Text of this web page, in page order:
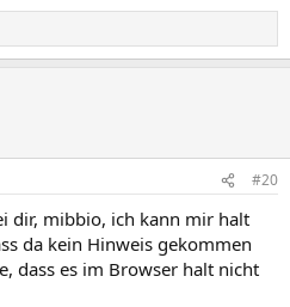
#20
dir, mibbio, ich kann mir halt
da kein Hinweis gekommen
dass es im Browser halt nicht